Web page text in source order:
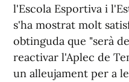
l'Escola Esportiva i
s'ha mostrat molt
obtinguda que "serà
reactivar l'Aplec de
un alleujament per a